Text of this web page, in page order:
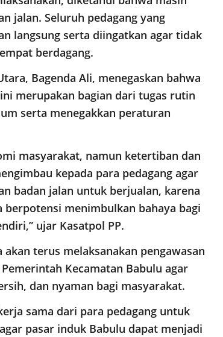
jalan. Seluruh pedagang yang
langsung serta diingatkan agar tidak
berdagang.
Bagenda Ali, menegaskan bahwa
merupakan bagian dari tugas rutin
serta menegakkan peraturan
masyarakat, namun ketertiban dan
kepada para pedagang agar
badan jalan untuk berjualan, karena
menimbulkan bahaya bagi
ujar Kasatpol PP.
terus melaksanakan pengawasan
Kecamatan Babulu agar
dan nyaman bagi masyarakat.
sama dari para pedagang untuk
pasar induk Babulu dapat menjadi